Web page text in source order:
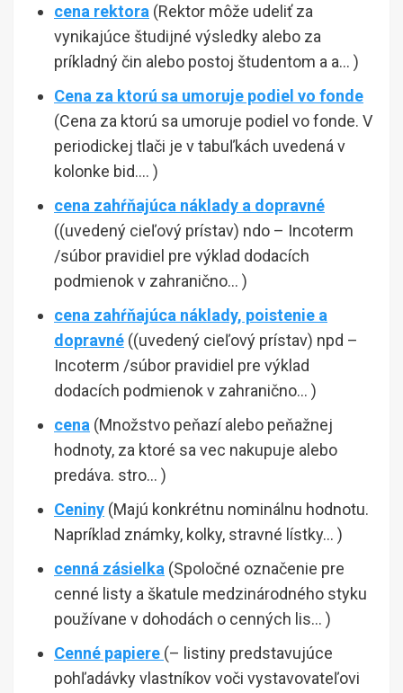
cena rektora (Rektor môže udeliť za
vynikajúce študijné výsledky alebo za
príkladný čin alebo postoj študentom a a… )
Cena za ktorú sa umoruje podiel vo fonde
(Cena za ktorú sa umoruje podiel vo fonde. V
periodickej tlači je v tabuľkách uvedená v
kolonke bid…. )
cena zahŕňajúca náklady a dopravné
((uvedený cieľový prístav) ndo – Incoterm
/súbor pravidiel pre výklad dodacích
podmienok v zahranično… )
cena zahŕňajúca náklady, poistenie a
dopravné ((uvedený cieľový prístav) npd –
Incoterm /súbor pravidiel pre výklad
dodacích podmienok v zahranično… )
cena (Množstvo peňazí alebo peňažnej
hodnoty, za ktoré sa vec nakupuje alebo
predáva. stro… )
Ceniny (Majú konkrétnu nominálnu hodnotu.
Napríklad známky, kolky, stravné lístky… )
cenná zásielka (Spoločné označenie pre
cenné listy a škatule medzinárodného styku
používane v dohodách o cenných lis… )
Cenné papiere (– listiny predstavujúce
pohľadávky vlastníkov voči vystavovateľovi